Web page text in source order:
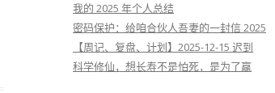
我的 2025 年个人总结
密码保护：给咱合伙人吾妻的一封信 2025
【周记、复盘、计划】2025-12-15 迟到
科学修仙，想长寿不是怕死，是为了赢